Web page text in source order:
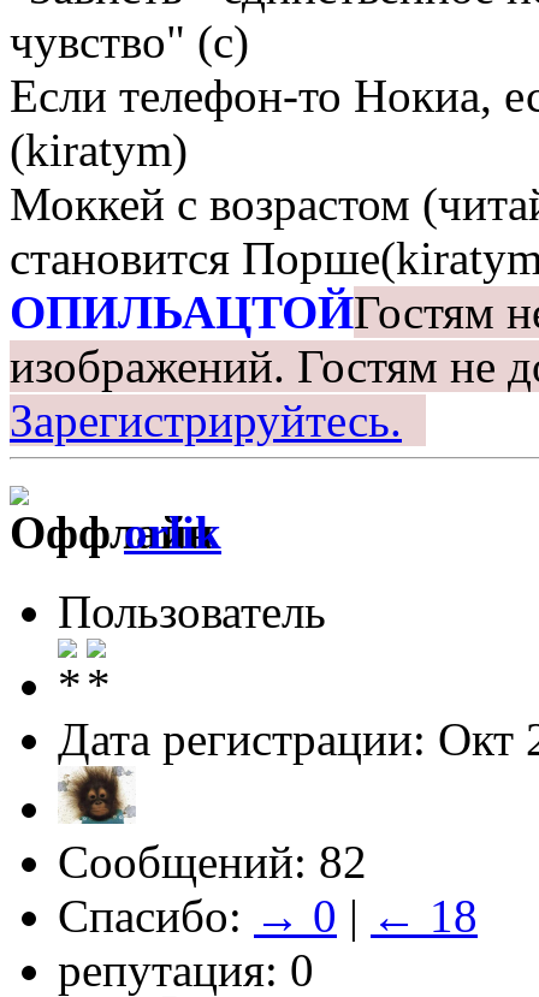
чувство" (с)
Если телефон-то Нокиа,
(kiratym)
Моккей с возрастом
становится
ОПИЛЬАЦТОЙГостям
изображений. Гостям не
Зарегистрируйтесь.
orlik
Пользователь
Дата регистрации: Окт
Сообщений: 82
Спасибо: → 0 | ← 18
репутация: 0